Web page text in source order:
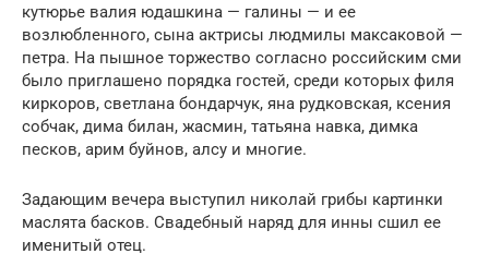
кутюрье валия юдашкина — галины — и ее
возлюбленного, сына актрисы людмилы максаковой —
петра. На пышное торжество согласно российским сми
было приглашено порядка гостей, среди которых филя
киркоров, светлана бондарчук, яна рудковская, ксения
собчак, дима билан, жасмин, татьяна навка, димка
песков, арим буйнов, алсу и многие.
Задающим вечера выступил николай грибы картинки
маслята басков. Свадебный наряд для инны сшил ее
именитый отец.